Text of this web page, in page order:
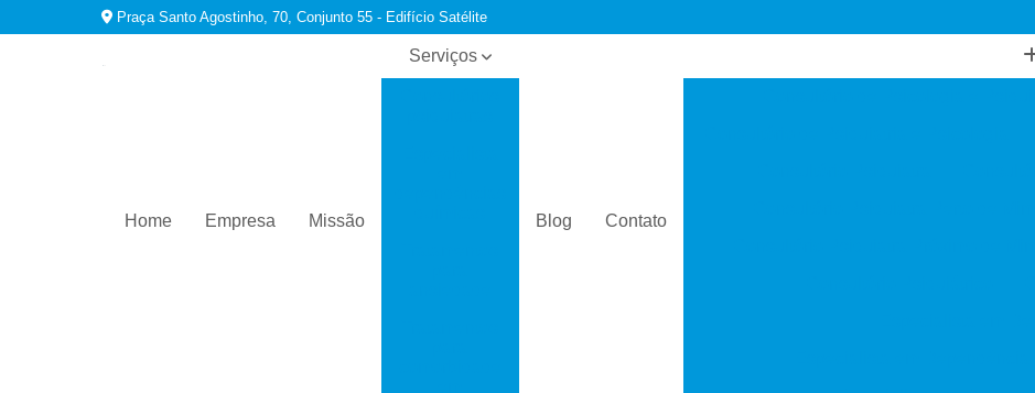
Praça Santo Agostinho, 70, Conjunto 55 - Edifício Satélite
Home Empresa Missão
Serviços
Blog Contato